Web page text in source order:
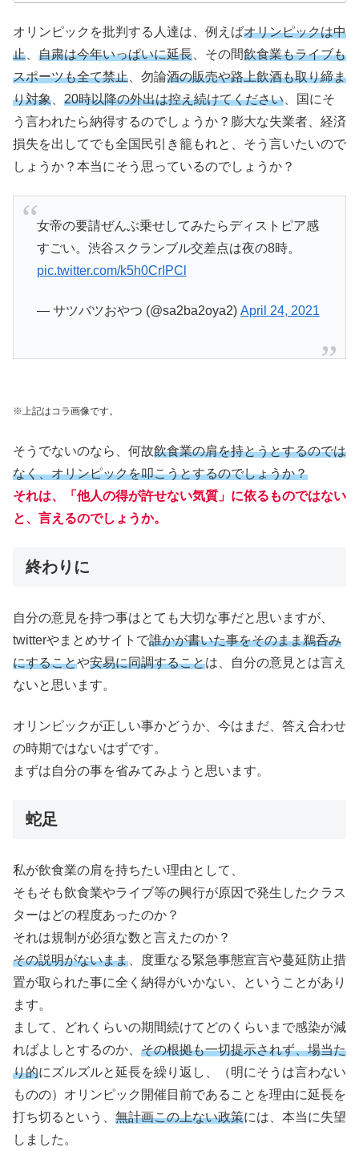
オリンピックを批判する人達は、例えばオリンピックは中
止
自粛は今年いっぱいに延長 、その間飲食業もライブも
スポーツも全て禁止 、勿論酒の販売や路上飲酒も取り締ま
り対象
20時以降の外出は控え続けてください 、国にそ
う言われたら納得するのでしょうか？膨大な失業者、経済
損失を出してでも全国民引き籠もれと、そう言いたいので
しょうか？本当にそう思っているのでしょうか？
女帝の要請ぜんぶ乗せしてみたらディストピア感
すごい。渋谷スクランブル交差点は夜の8時。
pic.twitter.com/k5h0CrIPCl
— サツバツおやつ (@sa2ba2oya2) April 24, 2021
※上記はコラ画像です。
そうでないのなら、何故飲食業の肩を持とうとするのでは
なく、オリンピックを叩こうとするのでしょうか？
それは、「他人の得が許せない気質」に依るものではない
と、言えるのでしょうか。
終わりに
自分の意見を持つ事はとても大切な事だと思いますが、
twitterやまとめサイトで誰かが書いた事をそのまま鵜呑み
にすることや安易に同調することは、自分の意見とは言え
ないと思います。
オリンピックが正しい事かどうか、今はまだ、答え合わせ
の時期ではないはずです。
まずは自分の事を省みてみようと思います。
蛇足
私が飲食業の肩を持ちたい理由として、
そもそも飲食業やライブ等の興行が原因で発生したクラス
ターはどの程度あったのか？
それは規制が必須な数と言えたのか？
その説明がないまま 、度重なる緊急事態宣言や蔓延防止措
置が取られた事に全く納得がいかない、ということがあり
ます。
まして、どれくらいの期間続けてどのくらいまで感染が減
ればよしとするのか、 その根拠も一切提示されず、場当た
り的にズルズルと延長を繰り返し、（明にそうは言わない
ものの）オリンピック開催目前であることを理由に延長を
打ち切るという、 無計画この上ない政策には、本当に失望
しました。